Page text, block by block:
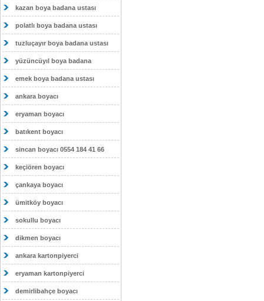
kazan boya badana ustası
polatlı boya badana ustası
tuzluçayır boya badana ustası
yüzüncüyıl boya badana
emek boya badana ustası
ankara boyacı
eryaman boyacı
batıkent boyacı
sincan boyacı 0554 184 41 66
keçiören boyacı
çankaya boyacı
ümitköy boyacı
sokullu boyacı
dikmen boyacı
ankara kartonpiyerci
eryaman kartonpiyerci
demirlibahçe boyacı